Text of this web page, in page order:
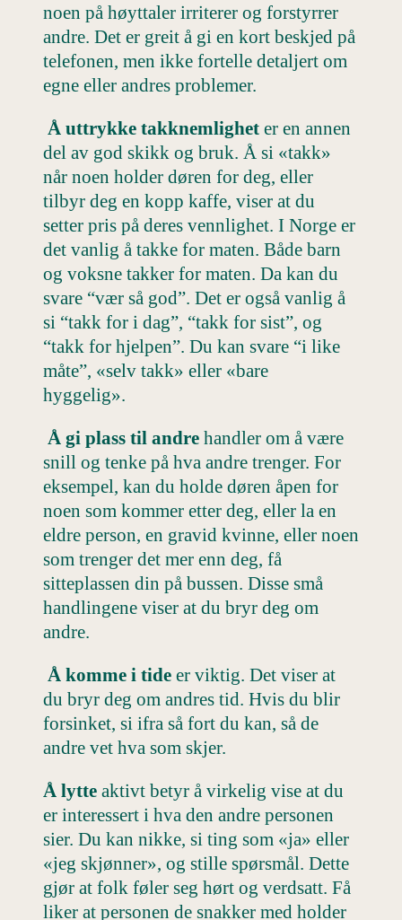
noen på høyttaler irriterer og forstyrrer
andre. Det er greit å gi en kort beskjed på
telefonen, men ikke fortelle detaljert om
egne eller andres problemer.
Å uttrykke takknemlighet er en annen
del av god skikk og bruk. Å si «takk»
når noen holder døren for deg, eller
tilbyr deg en kopp kaffe, viser at du
setter pris på deres vennlighet. I Norge er
det vanlig å takke for maten. Både barn
og voksne takker for maten. Da kan du
svare “vær så god”. Det er også vanlig å
si “takk for i dag”, “takk for sist”, og
“takk for hjelpen”. Du kan svare “i like
måte”, «selv takk» eller «bare
hyggelig».
Å gi plass til andre handler om å være
snill og tenke på hva andre trenger. For
eksempel, kan du holde døren åpen for
noen som kommer etter deg, eller la en
eldre person, en gravid kvinne, eller noen
som trenger det mer enn deg, få
sitteplassen din på bussen. Disse små
handlingene viser at du bryr deg om
andre.
Å komme i tide er viktig. Det viser at
du bryr deg om andres tid. Hvis du blir
forsinket, si ifra så fort du kan, så de
andre vet hva som skjer.
Å lytte aktivt betyr å virkelig vise at du
er interessert i hva den andre personen
sier. Du kan nikke, si ting som «ja» eller
«jeg skjønner», og stille spørsmål. Dette
gjør at folk føler seg hørt og verdsatt. Få
liker at personen de snakker med holder